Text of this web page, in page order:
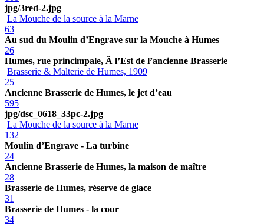
jpg/3red-2.jpg
La Mouche de la source à la Marne
63
Au sud du Moulin d’Engrave sur la Mouche à Humes
26
Humes, rue princimpale, Ã l’Est de l’ancienne Brasserie
Brasserie & Malterie de Humes, 1909
25
Ancienne Brasserie de Humes, le jet d’eau
595
jpg/dsc_0618_33pc-2.jpg
La Mouche de la source à la Marne
132
Moulin d’Engrave - La turbine
24
Ancienne Brasserie de Humes, la maison de maître
28
Brasserie de Humes, réserve de glace
31
Brasserie de Humes - la cour
34